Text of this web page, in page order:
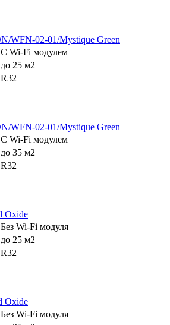
WFN-02-01/Mystique Green
С Wi-Fi модулем
до 25 м2
R32
WFN-02-01/Mystique Green
С Wi-Fi модулем
до 35 м2
R32
Oxide
Без Wi-Fi модуля
до 25 м2
R32
Oxide
Без Wi-Fi модуля